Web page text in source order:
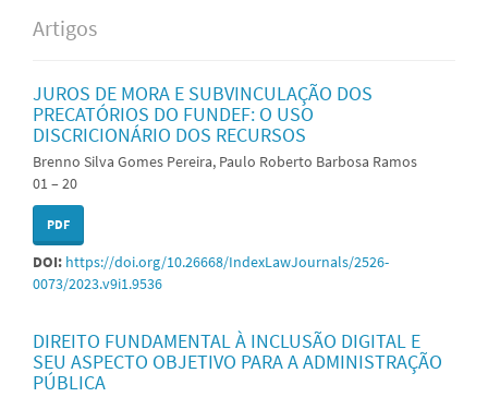
Artigos
JUROS DE MORA E SUBVINCULAÇÃO DOS
PRECATÓRIOS DO FUNDEF: O USO
DISCRICIONÁRIO DOS RECURSOS
Brenno Silva Gomes Pereira, Paulo Roberto Barbosa Ramos
01 – 20
PDF
DOI: https://doi.org/10.26668/IndexLawJournals/2526-
0073/2023.v9i1.9536
DIREITO FUNDAMENTAL À INCLUSÃO DIGITAL E
SEU ASPECTO OBJETIVO PARA A ADMINISTRAÇÃO
PÚBLICA